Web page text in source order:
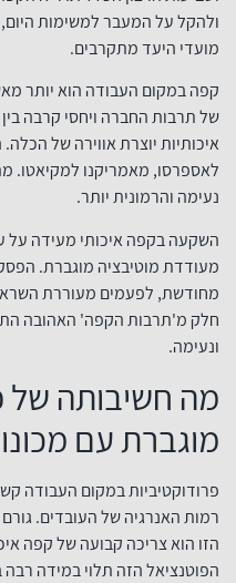
ולהקל על המעבר למשימות
מועדי היעד מתקרבים.
קפה במקום העבודה הוא יותר
של תרבות החברה ויחסי קרבה
איכותיות יוצרת אווירה של
לאספרסו, מאמריקנו למקיאטו.
נעימה והרמונית יותר.
השקעה בקפה איכותי מעידה על
מעודדת מוטיבציה מוגברת.
מחודשת, לפעמים מעוררת
חלק מ'תרבות הקפה' האהובה
ונעימה.
מה חשיבותה של
מוגברת עם
פרודוקטיביות במקום העבודה
רמות האנרגיה של העובדים.
הזו הוא צריכה קבועה של קפה
הפוטנציאל הזה תלוי במידה